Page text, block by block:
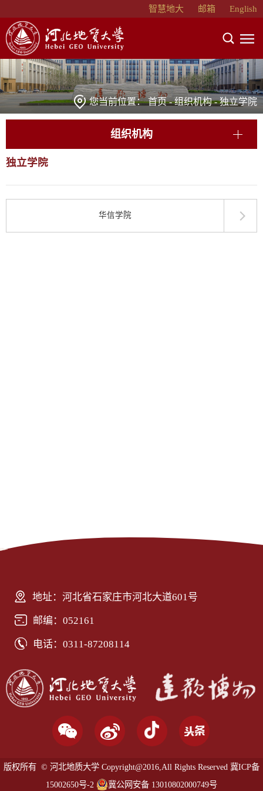
智慧地大 邮箱 English
您当前位置：首页-组织机构-独立学院
组织机构
独立学院
华信学院
地址：河北省石家庄市河北大道601号
邮编：052161
电话：0311-87208114
版权所有 © 河北地质大学 Copyright@2016,All Rights Reserved 冀ICP备
15002650号-2
冀公网安备 13010802000749号